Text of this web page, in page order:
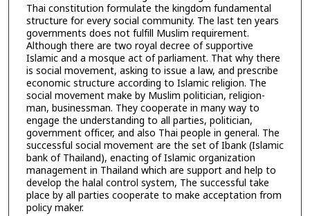
Thai constitution formulate the kingdom fundamental
structure for every social community. The last ten years
governments does not fulfill Muslim requirement.
Although there are two royal decree of supportive
Islamic and a mosque act of parliament. That why there
is social movement, asking to issue a law, and prescribe
economic structure according to Islamic religion. The
social movement make by Muslim politician, religion-
man, businessman. They cooperate in many way to
engage the understanding to all parties, politician,
government officer, and also Thai people in general. The
successful social movement are the set of Ibank (Islamic
bank of Thailand), enacting of Islamic organization
management in Thailand which are support and help to
develop the halal control system, The successful take
place by all parties cooperate to make acceptation from
policy maker.